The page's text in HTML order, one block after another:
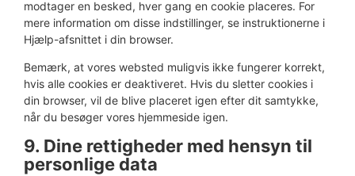
modtager en besked, hver gang en cookie placeres. For
mere information om disse indstillinger, se instruktionerne i
Hjælp-afsnittet i din browser.
Bemærk, at vores websted muligvis ikke fungerer korrekt,
hvis alle cookies er deaktiveret. Hvis du sletter cookies i
din browser, vil de blive placeret igen efter dit samtykke,
når du besøger vores hjemmeside igen.
9. Dine rettigheder med hensyn til
personlige data